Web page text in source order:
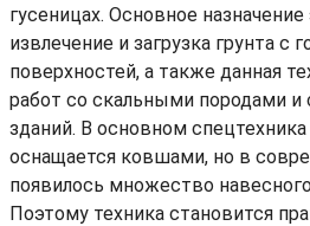
гусеницах. Основное
извлечение и загрузка грунта с
поверхностей, а также данная
работ со скальными породами и
зданий. В основном спецтехника
оснащается ковшами, но в
появилось множество
Поэтому техника становится